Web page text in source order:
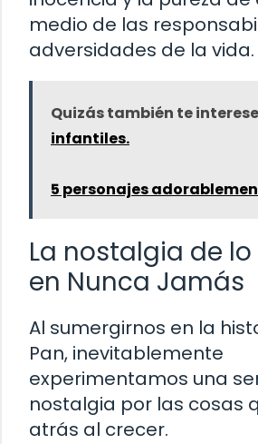
medio de las
adversidades de la vida.
Quizás también te
infantiles.
5 personajes
La nostalgia de
en Nunca Jamás
Al sumergirnos en la
Pan, inevitablemente
experimentamos una
nostalgia por las cosas
atrás al crecer.